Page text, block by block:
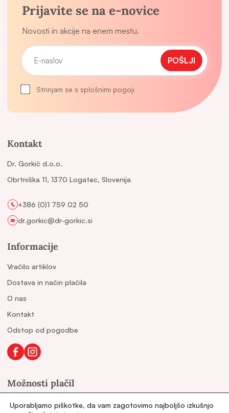
Kontakt
Dr. Gorkič d.o.o.
Obrtniška 11, 1370 Logatec, Slovenija
+386 (0)1 759 02 50
dr.gorkic@dr-gorkic.si
Informacije
Vračilo artiklov
Dostava in način plačila
O nas
Kontakt
Odstop od pogodbe
Možnosti plačil
Prijavite se na e-novice
Novosti in akcije na enem mestu.
POŠLJI
Strinjam se s splošnimi pogoji
Uporabljamo piškotke, da vam zagotovimo najboljšo izkušnjo